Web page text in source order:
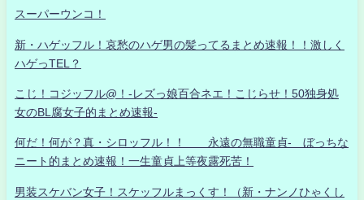
スーパーウンコ！
新・ハゲッフル！哀愁のハゲ男の髪ってるまとめ速報！！激しく
ハゲっTEL？
こじ！コジッフル@！-レズっ娘百合ネエ！こじらせ！50独身処
女のBL腐女子的まとめ速報-
何だ！何が？真・シロッフル！！ 永遠の無職童貞- ぼっちな
ニート的まとめ速報！一生童貞上等夜露死苦！
男装スケバン女子！スケッフルまっくす！（新・ナンノひゃくし